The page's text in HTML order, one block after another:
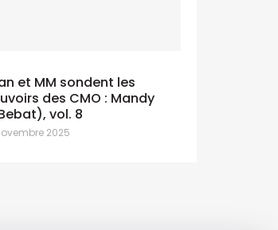
et MM sondent les
des CMO : Mandy
vol. 8
2025